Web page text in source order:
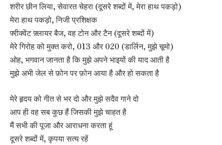
शरीर छीन लिया, सेवारत चेहरा (दूसरे शब्दों में, मेरा हाथ पकड़ो)
मेरा हाथ पकड़ो, निजी प्रशिक्षक
फ़्रीक्वेंट फ़्लायर बैज, वह टोन और टैन (दूसरे शब्दों में)
मेरे गिरोह को मुक्त करो, 013 और 020 (डार्लिन, मुझे चूमो)
ओह, भगवान जानता है कि मुझे अपने भाइयों की याद आती है
मुझे अभी जेल से फ़ोन पर फ़ोन आया है और हो सकता है
मेरे हृदय को गीत से भर दो और मुझे सदैव गाने दो
आप ही वह सब कुछ हैं जिसकी मुझे चाहत है
मैं सभी की पूजा और आराधना करता हूं
दूसरे शब्दों में, कृपया सत्य रहें